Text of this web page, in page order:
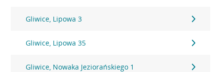
Gliwice, Lipowa 3
Gliwice, Lipowa 35
Gliwice, Nowaka Jeziorańskiego 1